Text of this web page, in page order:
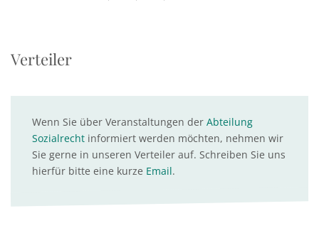
Verteiler
Wenn Sie über Veranstaltungen der Abteilung
Sozialrecht informiert werden möchten, nehmen wir
Sie gerne in unseren Verteiler auf. Schreiben Sie uns
hierfür bitte eine kurze Email.